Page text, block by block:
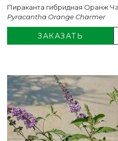
Пираканта гибридная Оранж
Pyracantha Orange Charmer
ЗАКАЗАТЬ